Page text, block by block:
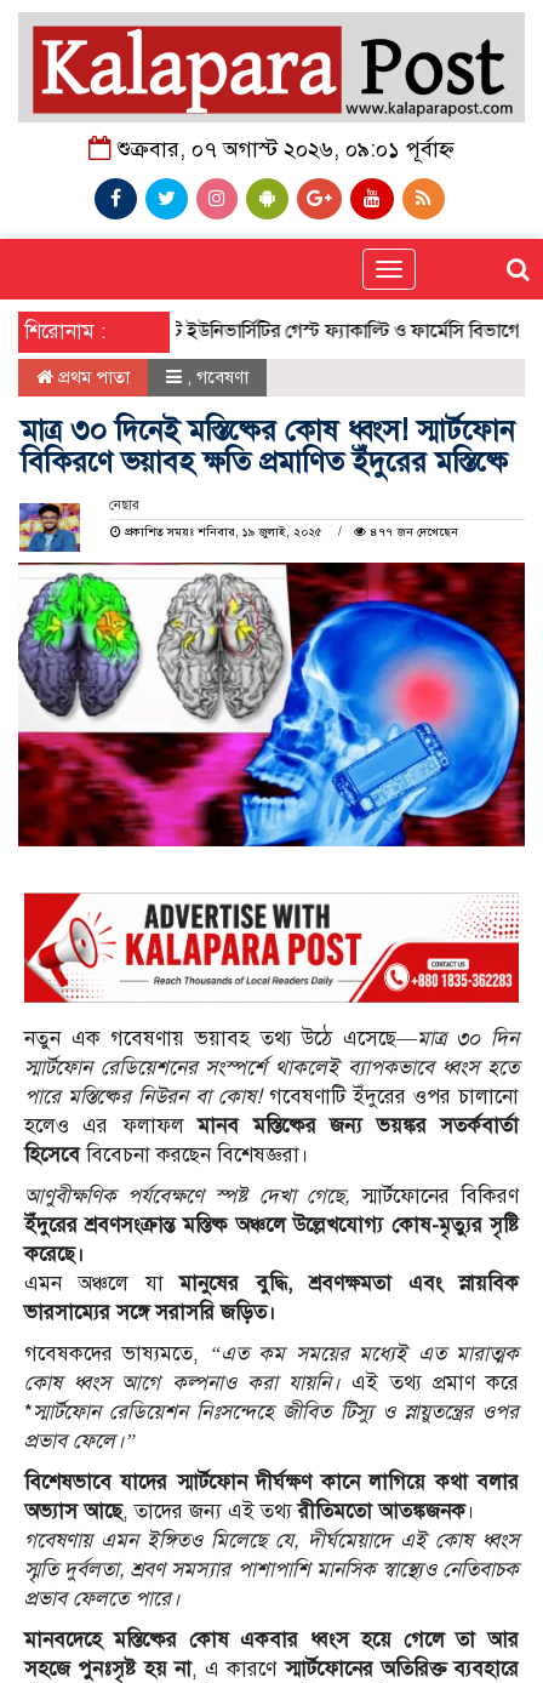
শুক্রবার, ০৭ অগাস্ট ২০২৬, ০৯:০১ পূর্বাহ্ন
Toggle
navigation
শিরোনাম :সিটি ইউনিভার্সিটির গেস্ট ফ্যাকাল্টি ও ফার্মেসি বিভাগের
প্রথম পাতা , গবেষণা
মাত্র ৩০ দিনেই মস্তিষ্কের কোষ ধ্বংস! স্মার্টফোন
বিকিরণে ভয়াবহ ক্ষতি প্রমাণিত ইঁদুরের মস্তিষ্কে
নেছার
প্রকাশিত সময়ঃ শনিবার, ১৯ জুলাই, ২০২৫
৪৭৭ জন দেখেছেন
নতুন এক গবেষণায় ভয়াবহ তথ্য উঠে এসেছে—মাত্র ৩০ দিন
স্মার্টফোন রেডিয়েশনের সংস্পর্শে থাকলেই ব্যাপকভাবে ধ্বংস হতে
পারে মস্তিষ্কের নিউরন বা কোষ!গবেষণাটি ইঁদুরের ওপর চালানো
হলেও এর ফলাফলমানব মস্তিষ্কের জন্য ভয়ঙ্কর সতর্কবার্তা
হিসেবেবিবেচনা করছেন বিশেষজ্ঞরা।
আণুবীক্ষণিক পর্যবেক্ষণে স্পষ্ট দেখা গেছে, স্মার্টফোনের বিকিরণ
ইঁদুরের শ্রবণসংক্রান্ত মস্তিষ্ক অঞ্চলে উল্লেখযোগ্য কোষ-মৃত্যুর সৃষ্টি
করেছে।
এমন অঞ্চলে যামানুষের বুদ্ধি, শ্রবণক্ষমতা এবং স্নায়বিক
ভারসাম্যের সঙ্গে সরাসরি জড়িত।
গবেষকদের ভাষ্যমতে, “এত কম সময়ের মধ্যেই এত মারাত্মক
কোষ ধ্বংস আগে কল্পনাও করা যায়নি। এই তথ্য প্রমাণ করে
*স্মার্টফোন রেডিয়েশন নিঃসন্দেহে জীবিত টিস্যু ও স্নায়ুতন্ত্রের ওপর
প্রভাব ফেলে।”
বিশেষভাবে যাদের স্মার্টফোন দীর্ঘক্ষণ কানে লাগিয়ে কথা বলার
অভ্যাস আছে, তাদের জন্য এই তথ্যরীতিমতো আতঙ্কজনক।
গবেষণায় এমন ইঙ্গিতও মিলেছে যে, দীর্ঘমেয়াদে এই কোষ ধ্বংস
স্মৃতি দুর্বলতা, শ্রবণ সমস্যার পাশাপাশি মানসিক স্বাস্থ্যেও নেতিবাচক
প্রভাব ফেলতে পারে।
মানবদেহে মস্তিষ্কের কোষ একবার ধ্বংস হয়ে গেলে তা আর
সহজে পুনঃসৃষ্ট হয় না, এ কারণেস্মার্টফোনের অতিরিক্ত ব্যবহারে